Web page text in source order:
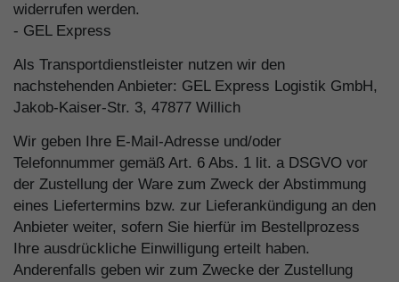
widerrufen werden.
- GEL Express
Als Transportdienstleister nutzen wir den
nachstehenden Anbieter: GEL Express Logistik GmbH,
Jakob-Kaiser-Str. 3, 47877 Willich
Wir geben Ihre E-Mail-Adresse und/oder
Telefonnummer gemäß Art. 6 Abs. 1 lit. a DSGVO vor
der Zustellung der Ware zum Zweck der Abstimmung
eines Liefertermins bzw. zur Lieferankündigung an den
Anbieter weiter, sofern Sie hierfür im Bestellprozess
Ihre ausdrückliche Einwilligung erteilt haben.
Anderenfalls geben wir zum Zwecke der Zustellung